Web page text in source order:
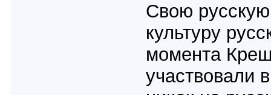
Свою
культуру
момента
участвовали